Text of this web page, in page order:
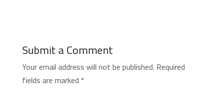
Submit a Comment
Your email address will not be published. Required
fields are marked *